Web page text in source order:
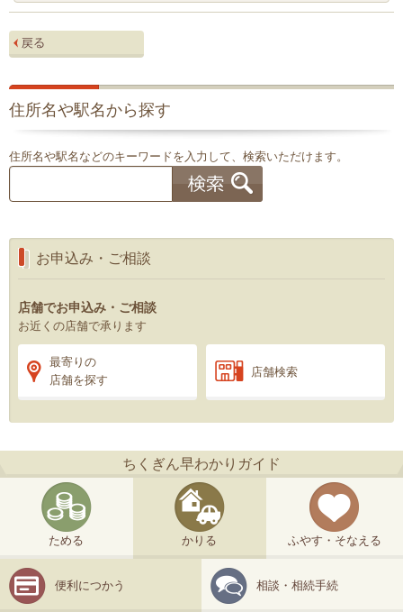
住所名や駅名から探す
住所名や駅名などのキーワードを入力して、検索いただけます。
お申込み・ご相談
店舗でお申込み・ご相談
お近くの店舗で承ります
最寄りの
店舗を探す
店舗検索
ちくぎん早わかりガイド
ためる かりる ふやす・そなえる
便利につかう 相談・相続手続